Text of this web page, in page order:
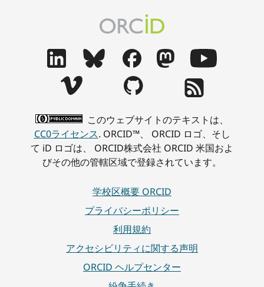
このウェブサイトのテキストは、
CC0ライセンス. ORCID™、 ORCID ロゴ、そし
て iD ロゴは、 ORCID株式会社 ORCID 米国およ
びその他の管轄区域で登録されています。
学校区概要 ORCID
プライバシーポリシー
利用規約
アクセシビリティに関する声明
ORCID ヘルプセンター